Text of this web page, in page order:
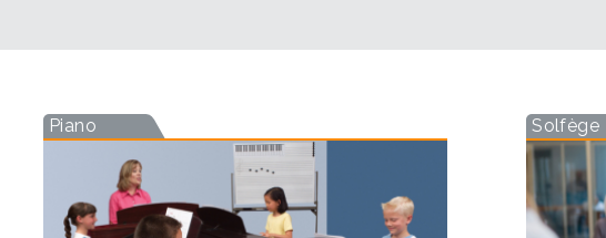
Piano Solfège